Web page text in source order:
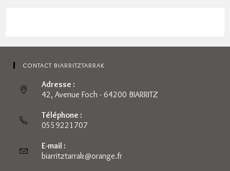
CONTACT BIARRITZTARRAK
Adresse :
42, Avenue Foch - 64200 BIARRITZ
Téléphone :
0559221707
E-mail :
biarritztarrak@orange.frS’ouvre